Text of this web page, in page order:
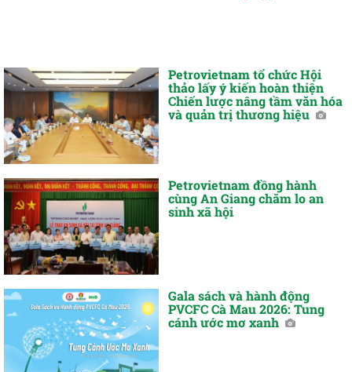
Petrovietnam tổ chức Hội
thảo lấy ý kiến hoàn thiện
Chiến lược nâng tầm văn hóa
và quản trị thương hiệu
Petrovietnam đồng hành
cùng An Giang chăm lo an
sinh xã hội
Gala sách và hành động
PVCFC Cà Mau 2026: Tung
cánh ước mơ xanh